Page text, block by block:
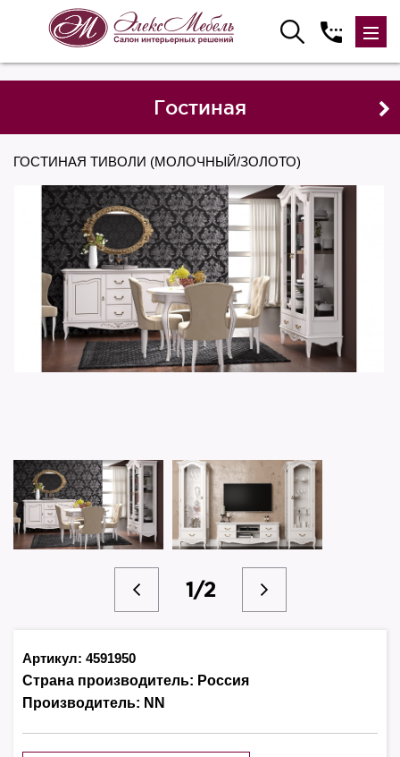
Гостиная
ГОСТИНАЯ ТИВОЛИ (МОЛОЧНЫЙ/ЗОЛОТО)
1/2
Артикул: 4591950
Страна производитель: Россия
Производитель: NN